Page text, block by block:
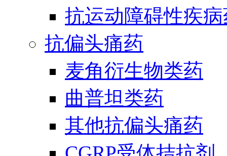
抗运动障碍性疾
抗偏头痛药
麦角衍生物类药
曲普坦类药
其他抗偏头痛药